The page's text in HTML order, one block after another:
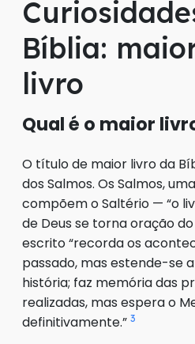
Bíblia:
livro
Qual é o maior
O título de maior livro da
dos Salmos. Os Salmos,
compõem o Saltério — “o
de Deus se torna oração
escrito “recorda os
passado, mas estende-se
história; faz memória das
realizadas, mas espera o
definitivamente.” 3